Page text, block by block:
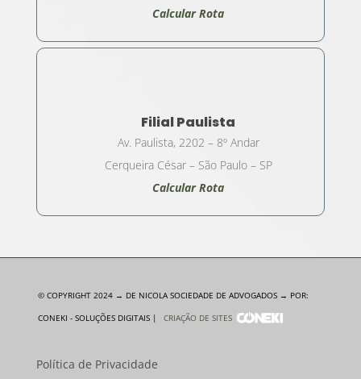
Calcular Rota
Filial Paulista
Av. Paulista, 2202 – 8º Andar
Cerqueira César – São Paulo – SP
Calcular Rota
© COPYRIGHT 2024 → DE NICOLA SOCIEDADE DE ADVOGADOS → POR:
CONEKI - SOLUÇÕES DIGITAIS |
CRIAÇÃO DE SITES
Política de Privacidade